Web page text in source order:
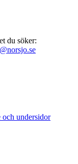
du söker:
och undersidor